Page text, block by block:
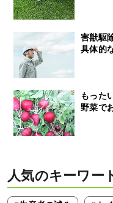
害獣駆
具体的
もった
野菜で
人気のキーワー